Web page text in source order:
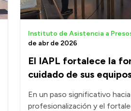
El IAPL fortalece la
cuidado de sus
Instituto de Asistencia a
de abr de 2026
En un paso significativo hacia
profesionalización y el